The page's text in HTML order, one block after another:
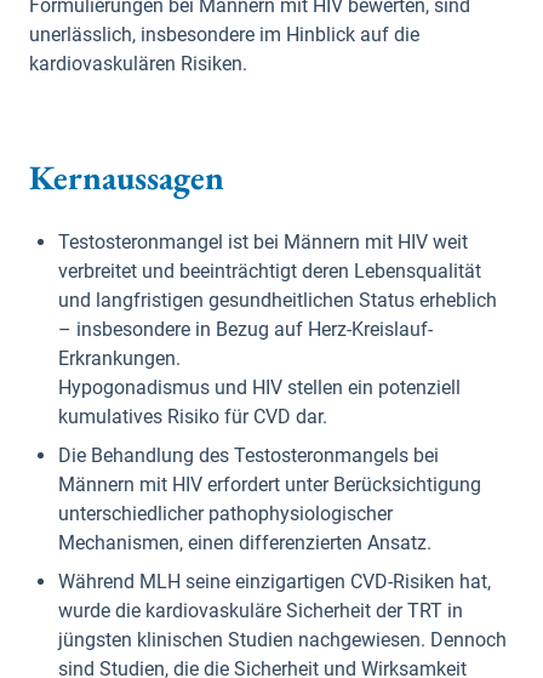
Formulierungen bei Männern mit HIV bewerten, sind
unerlässlich, insbesondere im Hinblick auf die
kardiovaskulären Risiken.
Kernaussagen
Testosteronmangel ist bei Männern mit HIV weit
verbreitet und beeinträchtigt deren Lebensqualität
und langfristigen gesundheitlichen Status erheblich
– insbesondere in Bezug auf Herz-Kreislauf-
Erkrankungen.
Hypogonadismus und HIV stellen ein potenziell
kumulatives Risiko für CVD dar.
Die Behandlung des Testosteronmangels bei
Männern mit HIV erfordert unter Berücksichtigung
unterschiedlicher pathophysiologischer
Mechanismen, einen differenzierten Ansatz.
Während MLH seine einzigartigen CVD-Risiken hat,
wurde die kardiovaskuläre Sicherheit der TRT in
jüngsten klinischen Studien nachgewiesen. Dennoch
sind Studien, die die Sicherheit und Wirksamkeit